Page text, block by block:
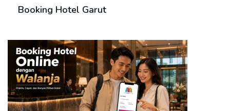
Booking Hotel Garut